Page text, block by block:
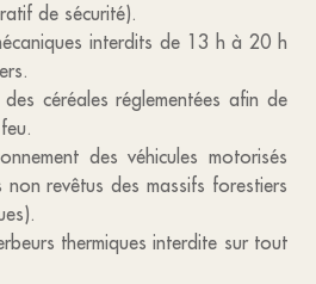
de sécurité).
interdits de 13 h à 20 h
céréales réglementées afin de
des véhicules motorisés
non revêtus des massifs forestiers
thermiques interdite sur tout